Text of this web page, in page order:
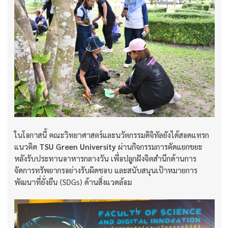
ในโอกาสนี้ คณะวิทยาศาสตร์และนวัตกรรมดิจิทัลยังได้สอดแทรก
แนวคิด TSU Green University ผ่านกิจกรรมการคัดแยกขยะ
หลังรับประทานอาหารกลางวัน เพื่อปลูกฝังจิตสำนึกด้านการ
จัดการทรัพยากรอย่างรับผิดชอบ และสนับสนุนเป้าหมายการ
พัฒนาที่ยั่งยืน (SDGs) ด้านสิ่งแวดล้อม